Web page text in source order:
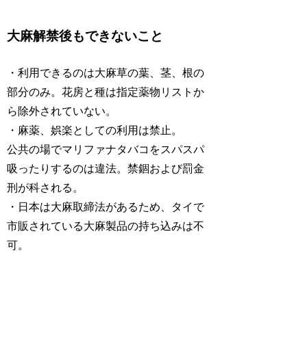
大麻解禁後もできないこと
・利用できるのは大麻草の葉、茎、根の
部分のみ。花房と種は指定薬物リストか
ら除外されていない。
・麻薬、娯楽としての利用は禁止。
公共の場でマリファナタバコをスパスパ
吸ったりするのは違法。禁錮および罰金
刑が科される。
・日本は大麻取締法があるため、タイで
市販されている大麻製品の持ち込みは不
可。